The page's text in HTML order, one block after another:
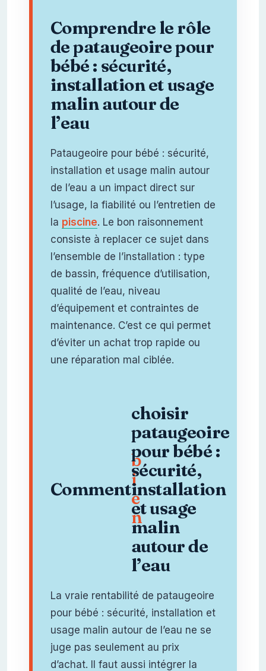
Comprendre le rôle
de pataugeoire pour
bébé : sécurité,
installation et usage
malin autour de
l’eau
Pataugeoire pour bébé : sécurité,
installation et usage malin autour
de l’eau a un impact direct sur
l’usage, la fiabilité ou l’entretien de
la piscine. Le bon raisonnement
consiste à replacer ce sujet dans
l’ensemble de l’installation : type
de bassin, fréquence d’utilisation,
qualité de l’eau, niveau
d’équipement et contraintes de
maintenance. C’est ce qui permet
d’éviter un achat trop rapide ou
une réparation mal ciblée.
Comment
b
i
e
n
choisir
pataugeoire
pour bébé :
sécurité,
installation
et usage
malin
autour de
l’eau
La vraie rentabilité de pataugeoire
pour bébé : sécurité, installation et
usage malin autour de l’eau ne se
juge pas seulement au prix
d’achat. Il faut aussi intégrer la